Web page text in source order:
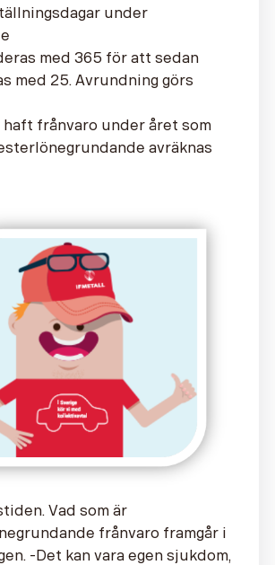
under
med 365 för att sedan
med 25. Avrundning görs
haft frånvaro under året som
avräknas
Vad som är
frånvaro framgår i
-Det kan vara egen sjukdom,